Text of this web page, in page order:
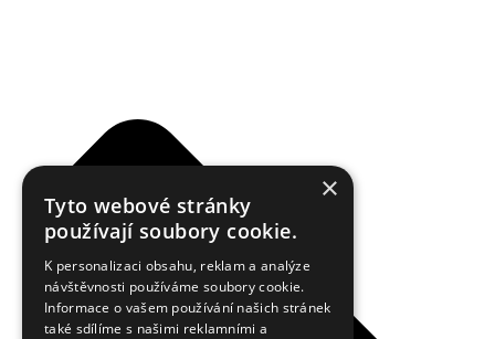
×
Tyto webové stránky
používají soubory cookie.
K personalizaci obsahu, reklam a analýze
návštěvnosti používáme soubory cookie.
Informace o vašem používání našich stránek
také sdílíme s našimi reklamními a